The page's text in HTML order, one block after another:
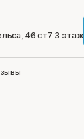
46 ст7 3 этаж